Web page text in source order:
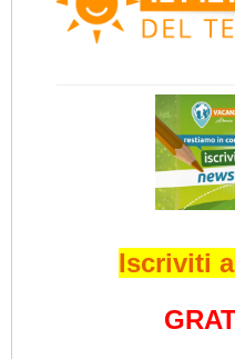
Iscriviti